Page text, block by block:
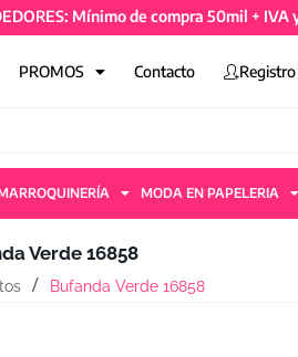
Mínimo de compra 50mil + IVA y 4
PROMOS Contacto Registro
MODA EN PAPELERIA
Verde 16858
Bufanda Verde 16858